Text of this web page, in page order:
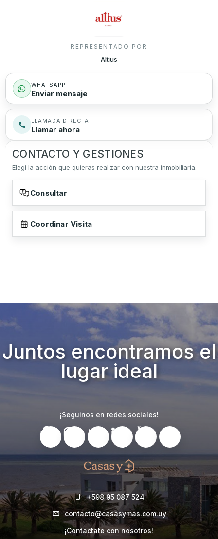
REPRESENTADO POR
Altius
WHATSAPP
Enviar mensaje
LLAMADA DIRECTA
Llamar ahora
CONTACTO Y GESTIONES
Elegí la acción que quieras realizar con nuestra inmobiliaria.
Consultar
Coordinar Visita
Juntos encontramos el
lugar ideal
¡Seguinos en redes sociales!
+598 95 087 524
contacto@casasymas.com.uy
¡Contactate con nosotros!